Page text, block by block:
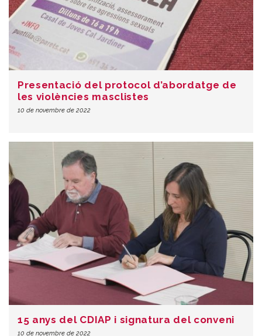
Presentació del protocol d’abordatge de
les violències masclistes
10 de novembre de 2022
15 anys del CDIAP i signatura del conveni
10 de novembre de 2022